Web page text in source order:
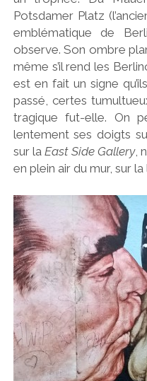
Potsdamer Platz
emblématique de
observe. Son ombre
même s’il rend les
est en fait un signe
passé, certes
tragique fut-elle. On
lentement ses doigts
sur laEast Side Gallery,
en plein air du mur, sur